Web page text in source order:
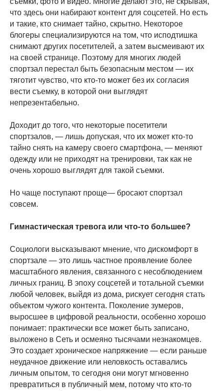
что здесь они набирают контент для соцсетей. Но есть
и такие, кто снимает тайно, скрытно. Некоторое
блогеры специализируются на том, что исподтишка
снимают других посетителей, а затем высмеивают их
на своей странице. Поэтому для многих людей
спортзал перестал быть безопасным местом — их
тяготит чувство, что кто-то может без их согласия
вести съемку, в которой они выглядят
непрезентабельно.
Доходит до того, что некоторые посетители
спортзалов, — лишь допуская, что их может кто-то
тайно снять на камеру своего смартфона, — меняют
одежду или не приходят на тренировки, так как не
очень хорошо выглядят для такой съемки.
Но чаще поступают проще— бросают спортзал
совсем.
Гимнастическая тревога или что-то большее?
Социологи высказывают мнение, что дискомфорт в
спортзале — это лишь частное проявление более
масштабного явления, связанного с несоблюдением
личных границ. В эпоху соцсетей и тотальной съемки
любой человек, выйдя из дома, рискует сегодня стать
объектом чужого контента. Поколение зумеров,
выросшее в цифровой реальности, особенно хорошо
понимает: практически все может быть записано,
выложено в Сеть и осмеяно тысячами незнакомцев.
Это создает хроническое напряжение — если раньше
неудачное движение или неловкость оставались
личным опытом, то сегодня они могут мгновенно
превратиться в публичный мем, потому что кто-то